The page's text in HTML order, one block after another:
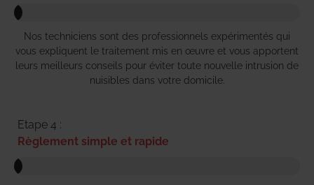
Nos techniciens sont des professionnels expérimentés qui
vous expliquent le traitement mis en œuvre et vous apportent
leurs meilleurs conseils pour éviter toute nouvelle intrusion de
nuisibles dans votre domicile.
Etape 4 :
Règlement simple et rapide